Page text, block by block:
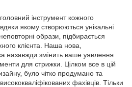
інструмент кожного
якому створюються унікальні
образи, підбирається
клієнта. Наша нова,
назавжди змінить ваше уявлення
для стрижки. Цілком все в цій
було чітко продумано та
фахівців. Тільки